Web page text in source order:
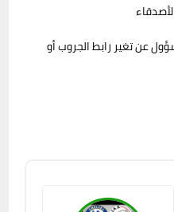
عن تغير رابط الجروب أو